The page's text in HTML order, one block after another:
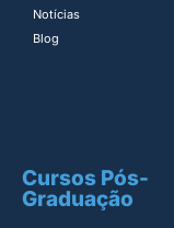
Notícias
Blog
Cursos Pós-
Graduação